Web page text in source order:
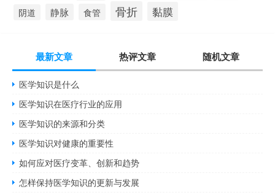
阴道 静脉 食管 骨折 黏膜
最新文章 热评文章 随机文章
医学知识是什么
医学知识在医疗行业的应用
医学知识的来源和分类
医学知识对健康的重要性
如何应对医疗变革、创新和趋势
怎样保持医学知识的更新与发展